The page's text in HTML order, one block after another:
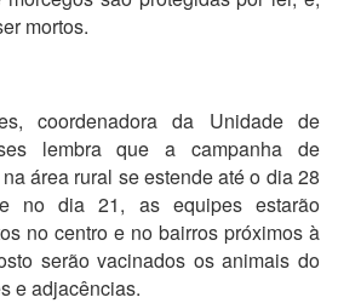
mortos.
coordenadora da Unidade de
lembra que a campanha de
área rural se estende até o dia 28
no dia 21, as equipes estarão
no centro e no bairros próximos à
serão vacinados os animais do
e adjacências.